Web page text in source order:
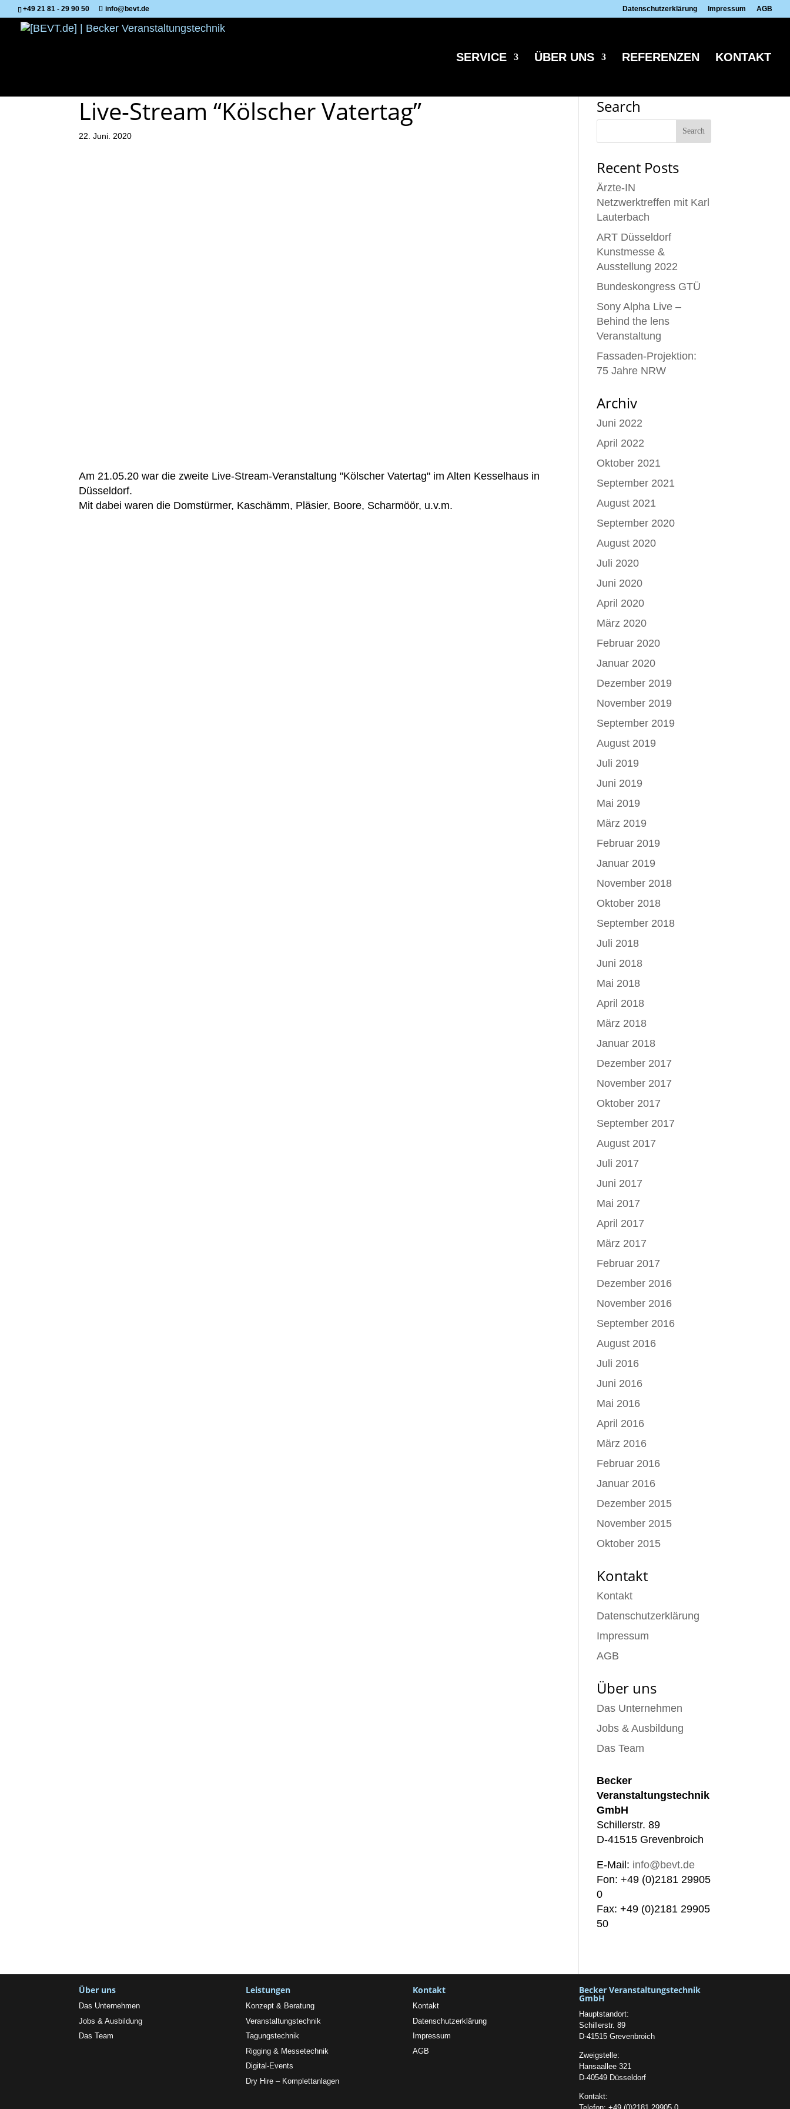
+49 21 81 - 29 90 50 info@bevt.de Datenschutzerklärung Impressum AGB
SERVICE ÜBER UNS REFERENZEN KONTAKT
Live-Stream “Kölscher Vatertag”
22. Juni. 2020
Am 21.05.20 war die zweite Live-Stream-Veranstaltung "Kölscher Vatertag" im Alten Kesselhaus in
Düsseldorf.
Mit dabei waren die Domstürmer, Kaschämm, Pläsier, Boore, Scharmöör, u.v.m.
Search
Recent Posts
Ärzte-IN
Netzwerktreffen mit Karl
Lauterbach
ART Düsseldorf
Kunstmesse &
Ausstellung 2022
Bundeskongress GTÜ
Sony Alpha Live –
Behind the lens
Veranstaltung
Fassaden-Projektion:
75 Jahre NRW
Archiv
Juni 2022
April 2022
Oktober 2021
September 2021
August 2021
September 2020
August 2020
Juli 2020
Juni 2020
April 2020
März 2020
Februar 2020
Januar 2020
Dezember 2019
November 2019
September 2019
August 2019
Juli 2019
Juni 2019
Mai 2019
März 2019
Februar 2019
Januar 2019
November 2018
Oktober 2018
September 2018
Juli 2018
Juni 2018
Mai 2018
April 2018
März 2018
Januar 2018
Dezember 2017
November 2017
Oktober 2017
September 2017
August 2017
Juli 2017
Juni 2017
Mai 2017
April 2017
März 2017
Februar 2017
Dezember 2016
November 2016
September 2016
August 2016
Juli 2016
Juni 2016
Mai 2016
April 2016
März 2016
Februar 2016
Januar 2016
Dezember 2015
November 2015
Oktober 2015
Kontakt
Kontakt
Datenschutzerklärung
Impressum
AGB
Über uns
Das Unternehmen
Jobs & Ausbildung
Das Team
Becker
Veranstaltungstechnik
GmbH
Schillerstr. 89
D-41515 Grevenbroich
E-Mail: info@bevt.de
Fon: +49 (0)2181 29905
0
Fax: +49 (0)2181 29905
50
Über uns
Das Unternehmen
Jobs & Ausbildung
Das Team
Leistungen
Konzept & Beratung
Veranstaltungstechnik
Tagungstechnik
Rigging & Messetechnik
Digital-Events
Dry Hire – Komplettanlagen
Kontakt
Kontakt
Datenschutzerklärung
Impressum
AGB
Becker Veranstaltungstechnik
GmbH
Hauptstandort:
Schillerstr. 89
D-41515 Grevenbroich
Zweigstelle:
Hansaallee 321
D-40549 Düsseldorf
Kontakt: